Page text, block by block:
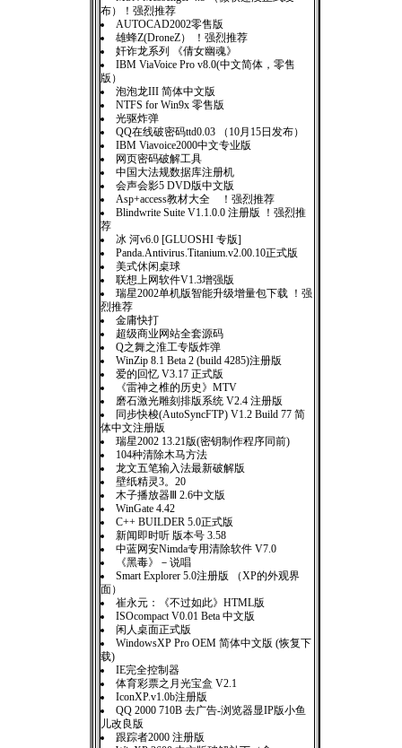
布）！强烈推荐
AUTOCAD2002零售版
雄蜂Z(DroneZ） ！强烈推荐
奸诈龙系列 《倩女幽魂》
IBM ViaVoice Pro v8.0(中文简体，零售
版）
泡泡龙III 简体中文版
NTFS for Win9x 零售版
光驱炸弹
QQ在线破密码ttd0.03 （10月15日发布）
IBM Viavoice2000中文专业版
网页密码破解工具
中国大法规数据库注册机
会声会影5 DVD版中文版
Asp+access教材大全 ！强烈推荐
Blindwrite Suite V1.1.0.0 注册版 ！强烈推
荐
冰 河v6.0 [GLUOSHI 专版]
Panda.Antivirus.Titanium.v2.00.10正式版
美式休闲桌球
联想上网软件V1.3增强版
瑞星2002单机版智能升级增量包下载 ！强
烈推荐
金庸快打
超级商业网站全套源码
Q之舞之淮工专版炸弹
WinZip 8.1 Beta 2 (build 4285)注册版
爱的回忆 V3.17 正式版
《雷神之椎的历史》MTV
磨石激光雕刻排版系统 V2.4 注册版
同步快梭(AutoSyncFTP) V1.2 Build 77 简
体中文注册版
瑞星2002 13.21版(密钥制作程序同前)
104种清除木马方法
龙文五笔输入法最新破解版
壁纸精灵3。20
木子播放器Ⅲ 2.6中文版
WinGate 4.42
C++ BUILDER 5.0正式版
新闻即时听 版本号 3.58
中蓝网安Nimda专用清除软件 V7.0
《黑毒》－说唱
Smart Explorer 5.0注册版 （XP的外观界
面）
崔永元：《不过如此》HTML版
ISOcompact V0.01 Beta 中文版
闲人桌面正式版
WindowsXP Pro OEM 简体中文版 (恢复下
载)
IE完全控制器
体育彩票之月光宝盒 V2.1
IconXP.v1.0b注册版
QQ 2000 710B 去广告-浏览器显IP版小鱼
儿改良版
跟踪者2000 注册版